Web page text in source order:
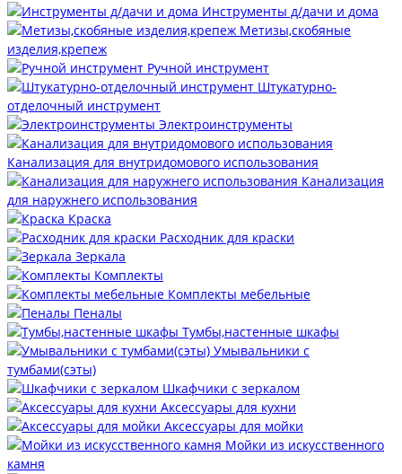
Инструменты д/дачи и дома
Метизы,скобяные
изделия,крепеж
Ручной инструмент
Штукатурно-
отделочный инструмент
Электроинструменты
Канализация для внутридомового использования
Канализация
для наружнего использования
Краска
Расходник для краски
Зеркала
Комплекты
Комплекты мебельные
Пеналы
Тумбы,настенные шкафы
Умывальники с
тумбами(сэты)
Шкафчики с зеркалом
Аксессуары для кухни
Аксессуары для мойки
Мойки из искусственного
камня